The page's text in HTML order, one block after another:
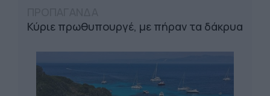
Κύριε πρωθυπουργέ, με πήραν τα δάκρυα